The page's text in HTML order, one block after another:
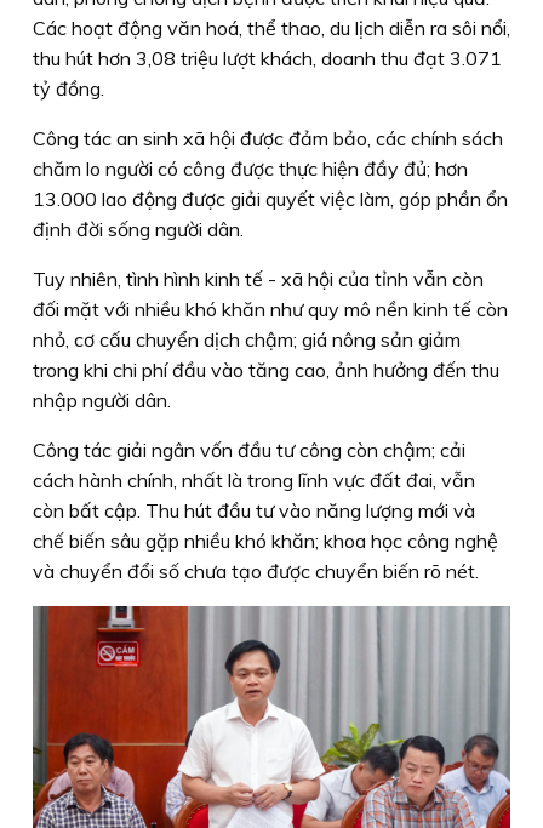
Các hoạt động văn hoá, thể thao, du lịch diễn ra sôi nổi,
thu hút hơn 3,08 triệu lượt khách, doanh thu đạt 3.071
tỷ đồng.
Công tác an sinh xã hội được đảm bảo, các chính sách
chăm lo người có công được thực hiện đầy đủ; hơn
13.000 lao động được giải quyết việc làm, góp phần ổn
định đời sống người dân.
Tuy nhiên, tình hình kinh tế - xã hội của tỉnh vẫn còn
đối mặt với nhiều khó khăn như quy mô nền kinh tế còn
nhỏ, cơ cấu chuyển dịch chậm; giá nông sản giảm
trong khi chi phí đầu vào tăng cao, ảnh hưởng đến thu
nhập người dân.
Công tác giải ngân vốn đầu tư công còn chậm; cải
cách hành chính, nhất là trong lĩnh vực đất đai, vẫn
còn bất cập. Thu hút đầu tư vào năng lượng mới và
chế biến sâu gặp nhiều khó khăn; khoa học công nghệ
và chuyển đổi số chưa tạo được chuyển biến rõ nét.